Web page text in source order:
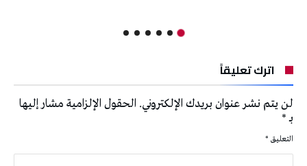
اترك تعليقاً
لن يتم نشر عنوان بريدك الإلكتروني. الحقول الإلزامية مشار إليها
بـ*
التعليق *